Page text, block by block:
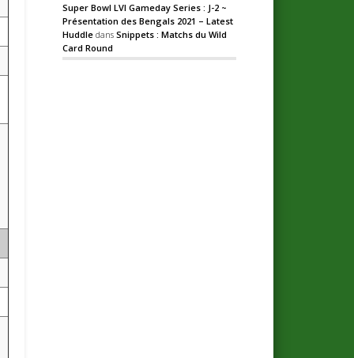
Super Bowl LVI Gameday Series : J-2 ~
Présentation des Bengals 2021 – Latest
Huddle dansSnippets : Matchs du Wild
Card Round